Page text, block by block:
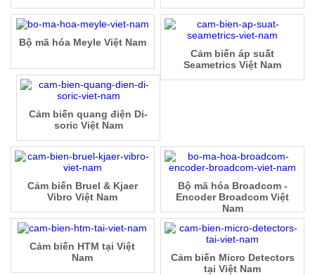
Cảm biến áp suất
Seametrics Việt Nam
Bộ mã hóa Meyle Việt Nam
Cảm biến quang điện Di-
soric Việt Nam
Cảm biến Bruel & Kjaer
Vibro Việt Nam
Bộ mã hóa Broadcom -
Encoder Broadcom Việt
Nam
Cảm biến HTM tại Việt
Nam
Cảm biến Micro Detectors
tại Việt Nam